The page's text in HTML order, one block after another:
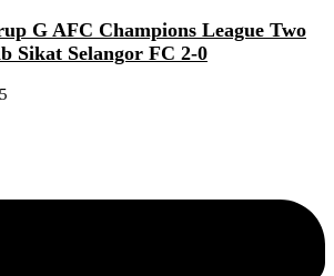
G AFC Champions League Two
Sikat Selangor FC 2-0